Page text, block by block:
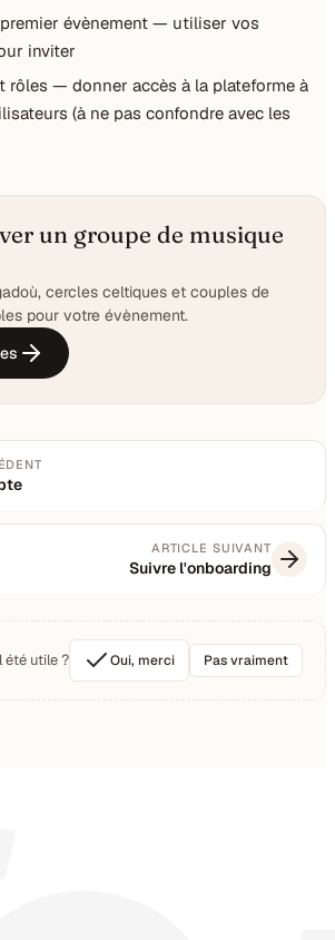
évènement — utiliser vos
inviter
rôles — donner accès à la plateforme à
(à ne pas confondre avec les
un groupe de musique
cercles celtiques et couples de
pour votre évènement.
ARTICLE SUIVANT
Suivre l'onboarding
été utile ? Oui, merci Pas vraiment